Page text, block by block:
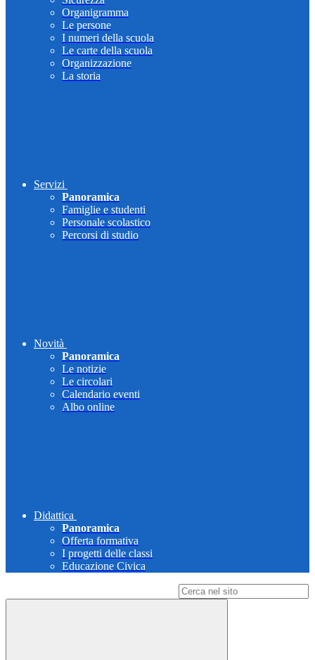
Organigramma
Le persone
I numeri della scuola
Le carte della scuola
Organizzazione
La storia
Servizi
Panoramica
Famiglie e studenti
Personale scolastico
Percorsi di studio
Novità
Panoramica
Le notizie
Le circolari
Calendario eventi
Albo online
Didattica
Panoramica
Offerta formativa
I progetti delle classi
Educazione Civica